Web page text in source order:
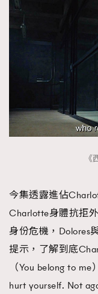
今集透露進佔
Charlotte身體抗拒
身份危機，Dolores
提示，了解到底
（You belong to
hurt yourself. Not